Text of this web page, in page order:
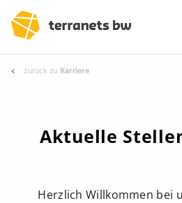
zurück zu Karriere
Aktuelle
Herzlich Willkommen bei